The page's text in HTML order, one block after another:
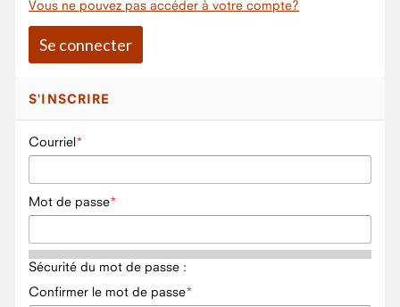
Vous ne pouvez pas accéder à votre compte?
S'INSCRIRE
Courriel
Mot de passe
Sécurité du mot de passe :
Confirmer le mot de passe